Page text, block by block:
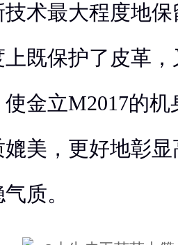
术最大程度地
既保护了皮革
金立M2017的
媲美，更好地彰
质。